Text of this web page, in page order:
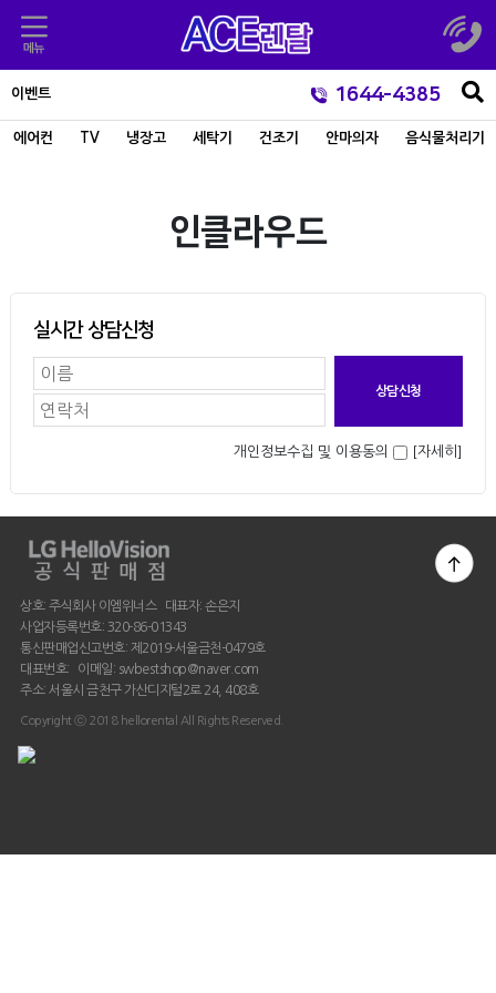
이벤트 1644-4385
에어컨 TV 냉장고 세탁기 건조기 안마의자 음식물처리기
인클라우드
실시간 상담신청
개인정보수집 및 이용동의 [자세히]
상호: 주식회사 이엠위너스 대표자: 손은지
사업자등록번호: 320-86-01343
통신판매업신고번호: 제2019-서울금천-0479호
대표번호: 이메일: swbestshop@naver.com
주소: 서울시 금천구 가산디지털2로 24, 408호
Copyright ⓒ 2018 hellorental All Rights Reserved.